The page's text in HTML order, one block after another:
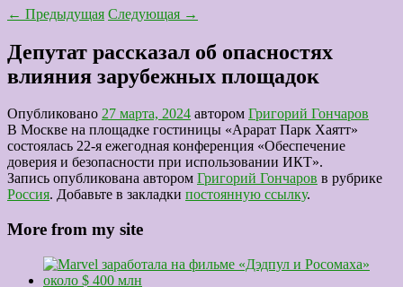
← Предыдущая Следующая →
Депутат рассказал об опасностях
влияния зарубежных площадок
Опубликовано 27 марта, 2024 автором Григорий Гончаров
В Москве на площадке гостиницы «Арарат Парк Хаятт»
состоялась 22-я ежегодная конференция «Обеспечение
доверия и безопасности при использовании ИКТ».
Запись опубликована автором Григорий Гончаров в рубрике
Россия. Добавьте в закладки постоянную ссылку.
More from my site